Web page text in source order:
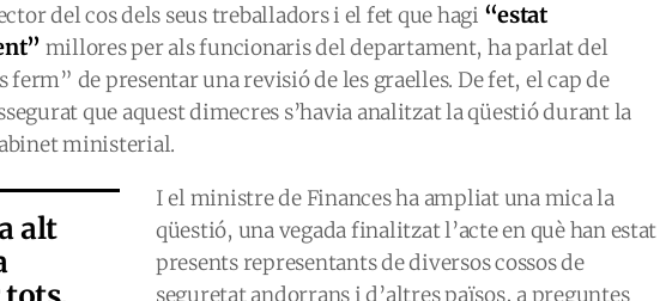
del cos dels seus treballadors i el fet que hagi “estat
millores per als funcionaris del departament, ha parlat del
ferm” de presentar una revisió de les graelles. De fet, el cap de
que aquest dimecres s’havia analitzat la qüestió durant la
ministerial.
alt
I el ministre de Finances ha ampliat una mica la
qüestió, una vegada finalitzat l’acte en què han estat
presents representants de diversos cossos de
seguretat andorrans i d’altres països, a preguntes